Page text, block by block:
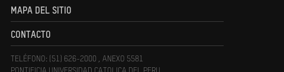
MAPA DEL SITIO
CONTACTO
TELÉFONO: (51) 626-2000 , ANEXO 5581